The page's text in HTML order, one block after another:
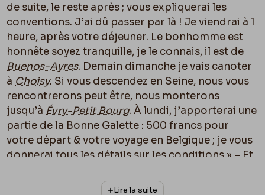
de suite, le reste après ; vous expliquerai les
conventions. J’ai dû passer par là ! Je viendrai à 1
heure, après votre déjeuner. Le bonhomme est
honnête soyez tranquille, je le connais, il est de
Buenos-Ayres. Demain dimanche je vais canoter
à Choisy. Si vous descendez en Seine, nous vous
rencontrerons peut être, nous monterons
jusqu’à Évry-Petit Bourg. À lundi, j’apporterai une
partie de la Bonne Galette : 500 francs pour
votre départ & votre voyage en Belgique ; je vous
donnerai tous les détails sur les conditions » – Et
soir la bonne me monte les journaux que je fais
Lire la suite